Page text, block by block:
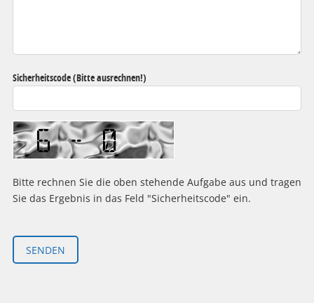
Sicherheitscode (Bitte ausrechnen!)
Bitte rechnen Sie die oben stehende Aufgabe aus und tragen
Sie das Ergebnis in das Feld "Sicherheitscode" ein.